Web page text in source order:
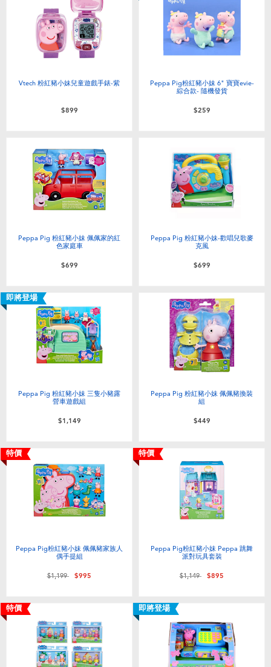
Vtech 粉紅豬小妹兒童遊戲手錶-紫
$899
Peppa Pig粉紅豬小妹 6" 寶寶evie-
綜合款- 隨機發貨
$259
Peppa Pig 粉紅豬小妹 佩佩家的紅
色家庭車
$699
Peppa Pig 粉紅豬小妹-歡唱兒歌麥
克風
$699
即將登場
Peppa Pig 粉紅豬小妹 三隻小豬露
營車遊戲組
$1,149
Peppa Pig 粉紅豬小妹 佩佩豬換裝
組
$449
特價
Peppa Pig粉紅豬小妹 佩佩豬家族人
偶手提組
價格從
$1,199至$995
特價
Peppa Pig粉紅豬小妹 Peppa 跳舞
派對玩具套裝
價格從
$1,149至$895
特價 即將登場